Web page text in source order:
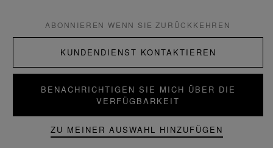
ABONNIEREN WENN SIE ZURÜCKKEHREN
KUNDENDIENST KONTAKTIEREN
BENACHRICHTIGEN SIE MICH ÜBER DIE
VERFÜGBARKEIT
ZU MEINER AUSWAHL HINZUFÜGEN